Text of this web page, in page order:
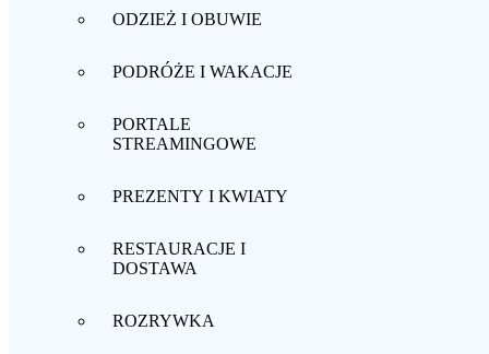
ODZIEŻ I OBUWIE
PODRÓŻE I WAKACJE
PORTALE
STREAMINGOWE
PREZENTY I KWIATY
RESTAURACJE I
DOSTAWA
ROZRYWKA